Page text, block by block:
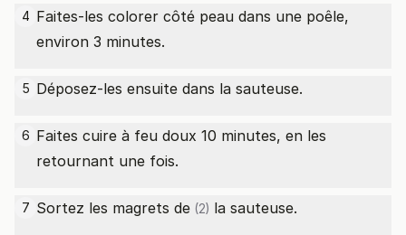
4 Faites-les colorer côté peau dans une poêle,
environ 3 minutes.
5 Déposez-les ensuite dans la sauteuse.
6 Faites cuire à feu doux 10 minutes, en les
retournant une fois.
7 Sortez les magrets de (2) la sauteuse.